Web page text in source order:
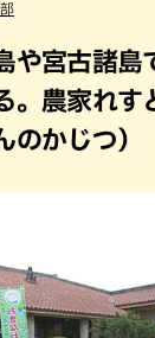
や宮古諸島
。農家れす
のかじつ）